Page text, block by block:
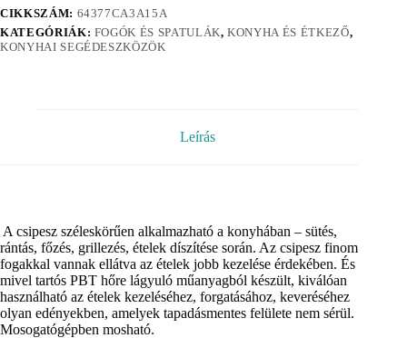
CIKKSZÁM: 64377CA3A15A
KATEGÓRIÁK: FOGÓK ÉS SPATULÁK,KONYHA ÉS ÉTKEZŐ,
KONYHAI SEGÉDESZKÖZÖK
Leírás
A csipesz széleskörűen alkalmazható a konyhában – sütés,
rántás, főzés, grillezés, ételek díszítése során. Az csipesz finom
fogakkal vannak ellátva az ételek jobb kezelése érdekében. És
mivel tartós PBT hőre lágyuló műanyagból készült, kiválóan
használható az ételek kezeléséhez, forgatásához, keveréséhez
olyan edényekben, amelyek tapadásmentes felülete nem sérül.
Mosogatógépben mosható.